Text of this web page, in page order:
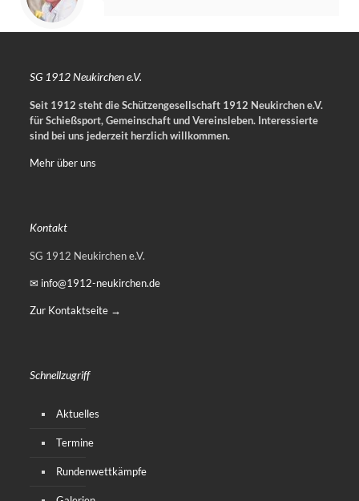
SG 1912 Neukirchen e.V.
Seit 1912 steht die Schützengesellschaft 1912 Neukirchen e.V.
für Schießsport, Gemeinschaft und Vereinsleben. Interessierte
sind bei uns jederzeit herzlich willkommen.
Mehr über uns
Kontakt
SG 1912 Neukirchen e.V.
✉ info@1912-neukirchen.de
Zur Kontaktseite →
Schnellzugriff
Aktuelles
Termine
Rundenwettkämpfe